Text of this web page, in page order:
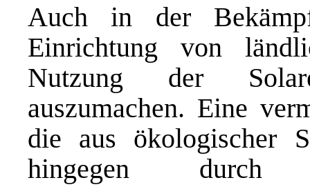
Auch in der
Einrichtung von
Nutzung der
auszumachen. Eine
die aus ökologischer
hingegen durch